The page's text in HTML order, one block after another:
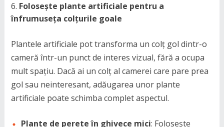
Folosește plante artificiale pentru a
înfrumuseța colțurile goale
Plantele artificiale pot transforma un colț gol dintr-o
cameră într-un punct de interes vizual, fără a ocupa
mult spațiu. Dacă ai un colț al camerei care pare prea
gol sau neinteresant, adăugarea unor plante
artificiale poate schimba complet aspectul.
Plante de perete în ghivece mici: Folosește